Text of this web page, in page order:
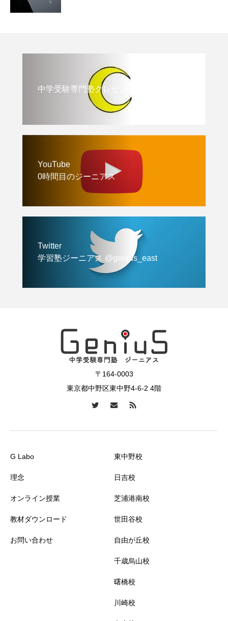
中学受験専門塾クレセント
YouTube
0時間目のジーニアス
Twitter
学習塾ジーニアス @genius_east
〒164-0003
東京都中野区東中野4-6-2 4階
G Labo
理念
オンライン授業
教材ダウンロード
お問い合わせ
東中野校
日吉校
芝浦港南校
世田谷校
自由が丘校
千歳烏山校
曙橋校
川崎校